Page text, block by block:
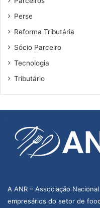
Perse
Reforma Tributária
Sócio Parceiro
Tecnologia
Tributário
A ANR – Associação
empresários do setor de